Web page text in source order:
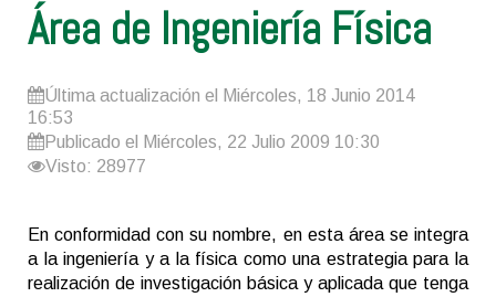
Área de Ingeniería Física
Última actualización el Miércoles, 18 Junio 2014
16:53
Publicado el Miércoles, 22 Julio 2009 10:30
Visto: 28977
En conformidad con su nombre, en esta área se integra
a la ingeniería y a la física como una estrategia para la
realización de investigación básica y aplicada que tenga